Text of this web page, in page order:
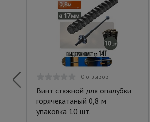
0 отзывов
Винт стяжной для опалубки
горячекатаный 0,8 м
упаковка 10 шт.